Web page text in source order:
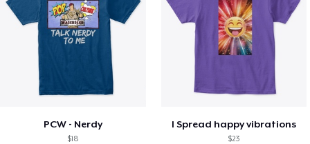
PCW - Nerdy
$18
I Spread happy vibrations
$23